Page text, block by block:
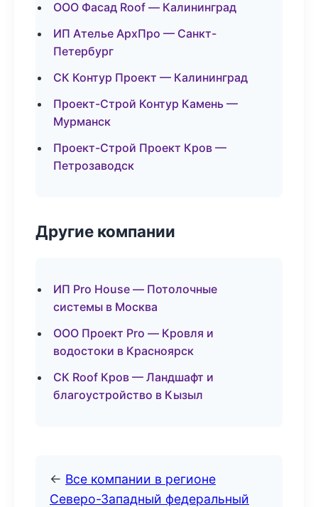
ООО Фасад Roof — Калининград
ИП Ателье АрхПро — Санкт-
Петербург
СК Контур Проект — Калининград
Проект-Строй Контур Камень —
Мурманск
Проект-Строй Проект Кров —
Петрозаводск
Другие компании
ИП Pro House — Потолочные
системы в Москва
ООО Проект Pro — Кровля и
водостоки в Красноярск
СК Roof Кров — Ландшафт и
благоустройство в Кызыл
← Все компании в регионе
Северо-Западный федеральный